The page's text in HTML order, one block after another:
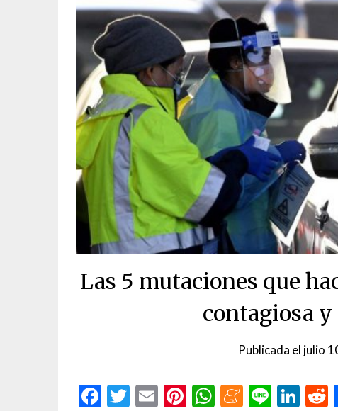
Las 5 mutaciones que
contagiosa
Publicada el julio
Facebook
Twitter
EmailPinterest
WhatsApp
Line